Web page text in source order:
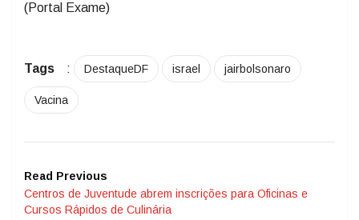
(Portal Exame)
Tags : DestaqueDF israel jairbolsonaro
Vacina
Read Previous
Centros de Juventude abrem inscrições para Oficinas e
Cursos Rápidos de Culinária